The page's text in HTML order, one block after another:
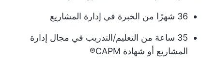
36 شهرًا من الخبرة في إدارة المشاريع
35 ساعة من التعليم/التدريب في مجال إدارة
المشاريع أو شهادة CAPM®